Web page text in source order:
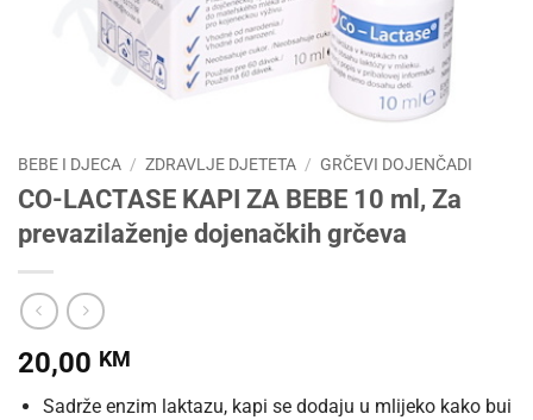
BEBE I DJECA / ZDRAVLJE DJETETA / GRČEVI DOJENČADI
CO-LACTASE KAPI ZA BEBE 10 ml, Za
prevazilaženje dojenačkih grčeva
20,00 KM
Sadrže enzim laktazu, kapi se dodaju u mlijeko kako bui